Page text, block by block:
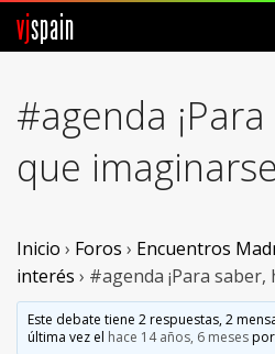
vjspain
Foros
Noticias
Vjspain
Ayuda
Contacto
#agenda
que
Inicio › Foros › Encuentros
interés › #agenda ¡Para
Este debate tiene 2 respuestas, 2
última vez el hace 14 años, 6 meses